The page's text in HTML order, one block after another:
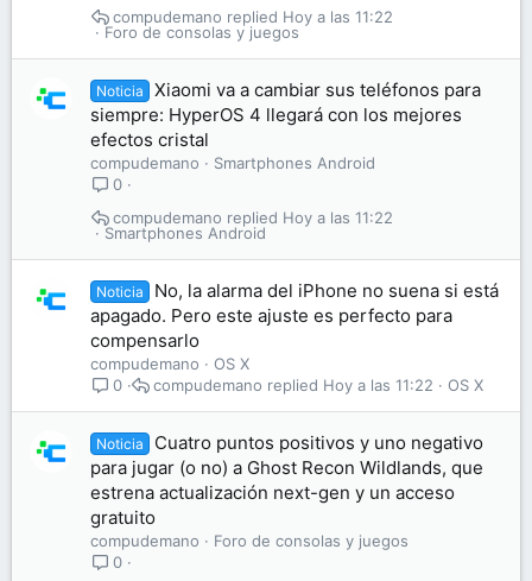
Foro de consolas y juegos
Hoy a las 11:22
compudemano
Noticia
Xiaomi va a cambiar sus teléfonos para
siempre: HyperOS 4 llegará con los mejores
efectos cristal
compudemano
Smartphones Android
0
Smartphones Android
Hoy a las 11:22
compudemano
Noticia
No, la alarma del iPhone no suena si está
apagado. Pero este ajuste es perfecto para
compensarlo
compudemano
OS X
0
OS X
Hoy a las 11:22
compudemano
Noticia
Cuatro puntos positivos y uno negativo
para jugar (o no) a Ghost Recon Wildlands, que
estrena actualización next-gen y un acceso
gratuito
compudemano
Foro de consolas y juegos
0